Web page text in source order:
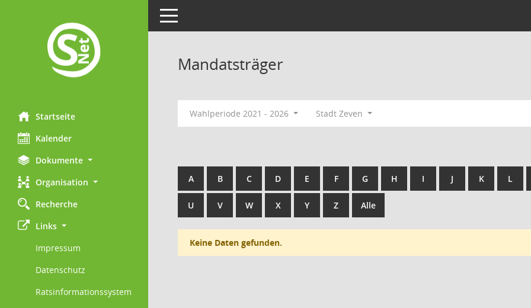
Startseite
Kalender
Dokumente
Organisation
Recherche
Links
Impressum
Datenschutz
Ratsinformationssystem
Toggle navigation
Mandatsträger
Wahlperiode 2021 - 2026 Stadt Zeven
A B C D E F G H I J K L
U V W X Y Z Alle
Keine Daten gefunden.